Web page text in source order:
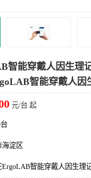
智能穿戴人因生理
智能穿戴人因
元/台 起
海淀区
ErgoLAB智能穿戴人因生理